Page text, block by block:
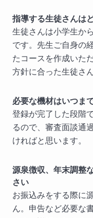
指導する生徒さんは
生徒さんは小学生か
です。先生ご自身の
たコースを作成いた
方針に合った生徒さ
必要な機材はいつま
登録が完了した段階
るので、審査面談通
ければと思います。
源泉徴収、年末調整
さい
お振込みをする際に
ん。申告など必要な